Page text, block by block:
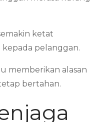
ketat
pelanggan.
memberikan alasan
bertahan.